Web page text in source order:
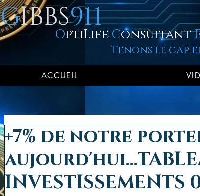
GIBBS911
OptiLife Consultant
Tenons le cap
ACCUEIL
+7% de notre
INVESTISSEMENTS